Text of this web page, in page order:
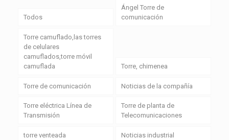
Todos
Ángel Torre de
comunicación
Torre camuflado,las torres
de celulares
camuflados,torre móvil
camuflada
Torre, chimenea
Torre de comunicación Noticias de la compañía
Torre eléctrica Línea de
Transmisión
Torre de planta de
Telecomunicaciones
torre venteada Noticias industrial